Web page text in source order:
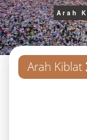
Arah
Arah Kiblat